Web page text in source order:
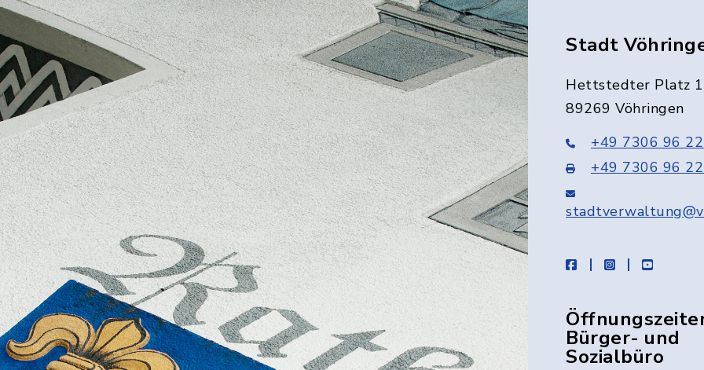
Stadt
Hettstedter Platz 1
89269 Vöhringen
+49 7306 96
+49 7306 96
facebookinstagramyoutube
Bürger- und
Sozialbüro